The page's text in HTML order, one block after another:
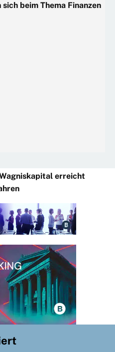
beim Thema Finanzen
erreicht